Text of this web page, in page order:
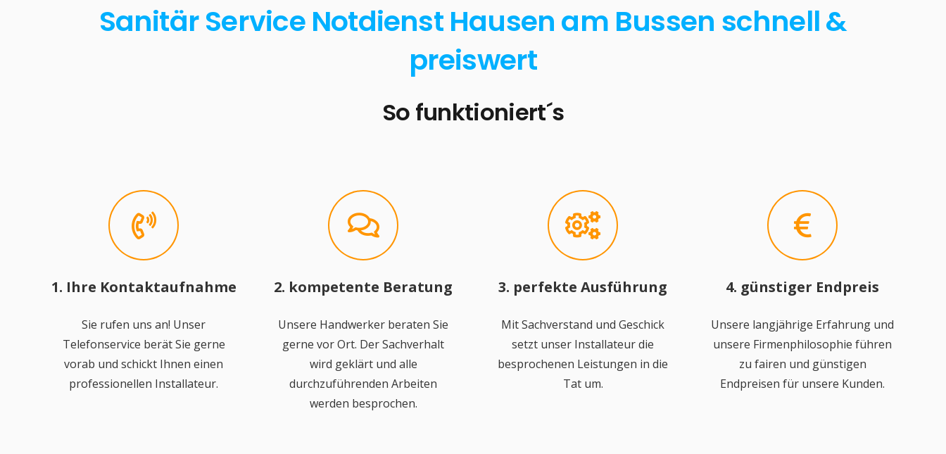
Sanitär Service Notdienst Hausen am Bussen schnell &
preiswert
So funktioniert´s
1. Ihre Kontaktaufnahme
Sie rufen uns an! Unser
Telefonservice berät Sie gerne
vorab und schickt Ihnen einen
professionellen Installateur.
2. kompetente Beratung
Unsere Handwerker beraten Sie
gerne vor Ort. Der Sachverhalt
wird geklärt und alle
durchzuführenden Arbeiten
werden besprochen.
3. perfekte Ausführung
Mit Sachverstand und Geschick
setzt unser Installateur die
besprochenen Leistungen in die
Tat um.
4. günstiger Endpreis
Unsere langjährige Erfahrung und
unsere Firmenphilosophie führen
zu fairen und günstigen
Endpreisen für unsere Kunden.